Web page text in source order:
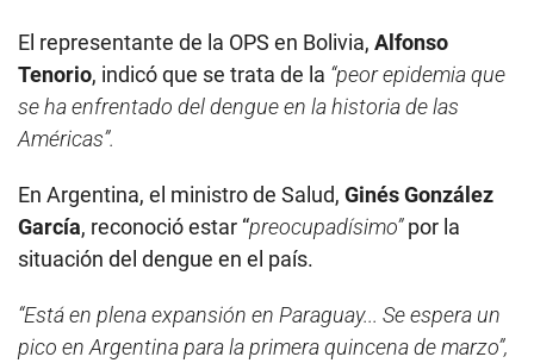
El representante de la OPS en Bolivia, Alfonso
Tenorio, indicó que se trata de la “peor epidemia que
se ha enfrentado del dengue en la historia de las
Américas”.
En Argentina, el ministro de Salud, Ginés González
García, reconoció estar “preocupadísimo”por la
situación del dengue en el país.
“Está en plena expansión en Paraguay... Se espera un
pico en Argentina para la primera quincena de marzo”,